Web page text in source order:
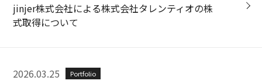
jinjer株式会社による株式会社タレンティオの株
式取得について
2026.03.25 Portfolio